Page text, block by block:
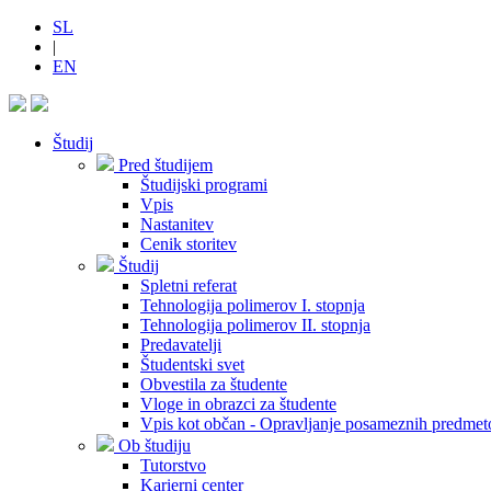
SL
|
EN
Študij
Pred študijem
Študijski programi
Vpis
Nastanitev
Cenik storitev
Študij
Spletni referat
Tehnologija polimerov I. stopnja
Tehnologija polimerov II. stopnja
Predavatelji
Študentski svet
Obvestila za študente
Vloge in obrazci za študente
Vpis kot občan - Opravljanje posameznih
Ob študiju
Tutorstvo
Karierni center